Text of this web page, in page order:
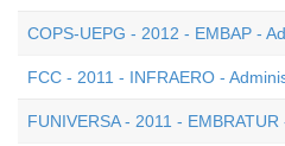
COPS-UEPG - 2012 - EMBAP -
FCC - 2011 - INFRAERO -
FUNIVERSA - 2011 -